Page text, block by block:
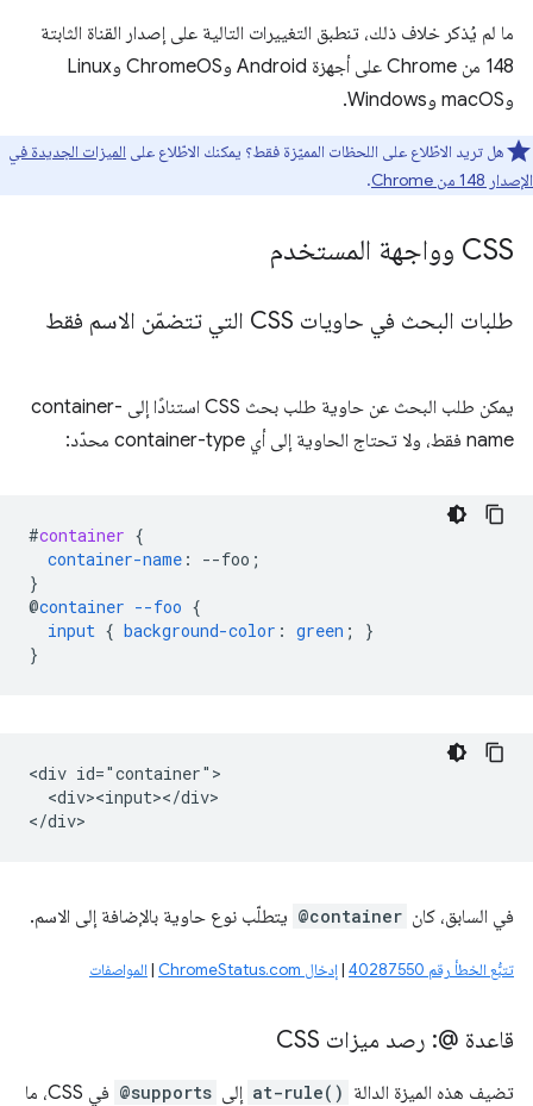
ما لم يُذكر خلاف ذلك، تنطبق التغييرات التالية على إصدار القناة الثابتة
148 من Chrome على أجهزة Android وChromeOS وLinux
وmacOS وWindows.
هل تريد الاطّلاع على اللحظات المميّزة فقط؟ يمكنك الاطّلاع على الميزات الجديدة في
الإصدار 148 من Chrome
.
CSS وواجهة المستخدم
طلبات البحث في حاويات CSS التي تتضمّن الاسم فقط
يمكن طلب البحث عن حاوية طلب بحث CSS استنادًا إلى container-
name فقط، ولا تحتاج الحاوية إلى أي container-type محدّد:
#container {
container-name : --foo ;
}
@container --foo {
input { background-color : green ;
}
}
<div id="container">
  <div><input></div>
في السابق، كان @container يتطلّب نوع حاوية بالإضافة إلى الاسم.
تتبُّع الخطأ رقم 40287550 |إدخال ChromeStatus.com |المواصفات
قاعدة @: رصد ميزات CSS
تضيف هذه الميزة الدالة at-rule() إلى @supports
في CSS، ما